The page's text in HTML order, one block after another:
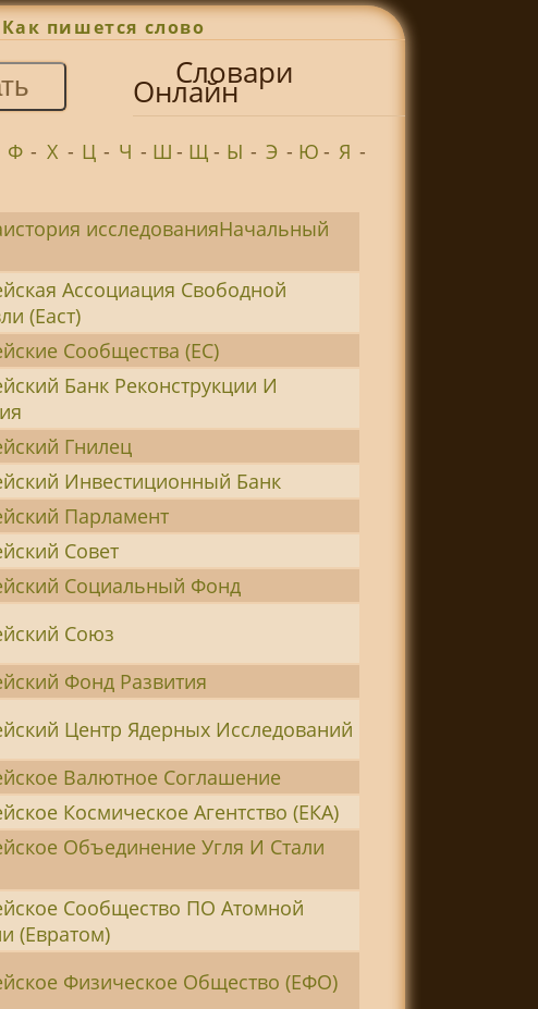
Как пишется слово
Словари
Онлайн
Ф - Х - Ц - Ч - Ш - Щ - Ы - Э - Ю- Я -
исследованияНачальный
Ассоциация Свободной
(Еаст)
Сообщества (ЕС)
Банк Реконструкции И
Гнилец
Инвестиционный Банк
Парламент
Совет
Социальный Фонд
Союз
Фонд Развития
Центр Ядерных Исследований
Валютное Соглашение
Космическое Агентство (ЕКА)
Объединение Угля И Стали
Сообщество ПО Атомной
(Евратом)
Физическое Общество (ЕФО)